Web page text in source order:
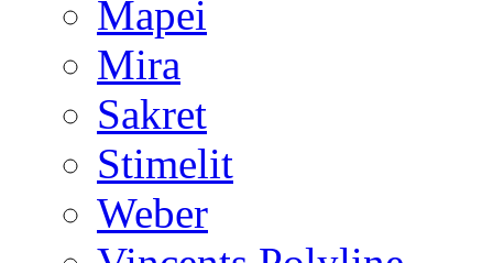
Mapei
Mira
Sakret
Stimelit
Weber